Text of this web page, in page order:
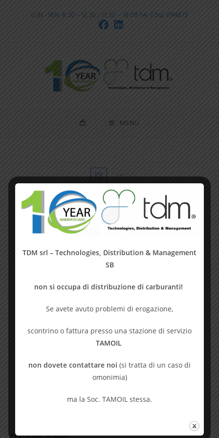
LUN - VEN: 8:30 – 12:30 / 13:30 – 18:00 Tel: 0362 1794873
MENU
Ordinamento predefinito
REF-TEC
Lovac ASME
Filtra per prezzo
TDM srl – Technologies, Distribution & Management
SB
non si occupa di distribuzione di carburanti!
Se avete avuto problemi di erogazione,
scontrino o fattura presso una stazione di servizio
TAMOIL
non dovete contattare noi (si tratta di un caso di
omonimia)
ma la Soc. TAMOIL stessa.